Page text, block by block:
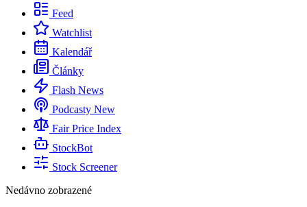
Feed
Watchlist
Kalendář
Články
Flash News
Podcasty New
Fair Price Index
StockBot
Stock Screener
Nedávno zobrazené